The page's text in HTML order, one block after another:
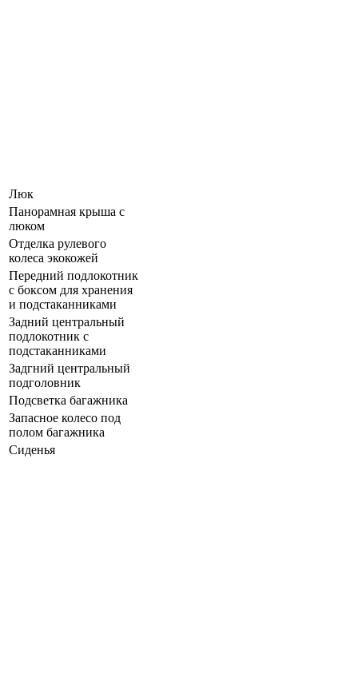
Люк
Панорамная крыша c
люком
Отделка рулевого
колеса экокожей
Передний подлокотник
с боксом для хранения
и подстаканниками
Задний центральный
подлокотник с
подстаканниками
Задгний центральный
подголовник
Подсветка багажника
Запасное колесо под
полом багажника
Сиденья